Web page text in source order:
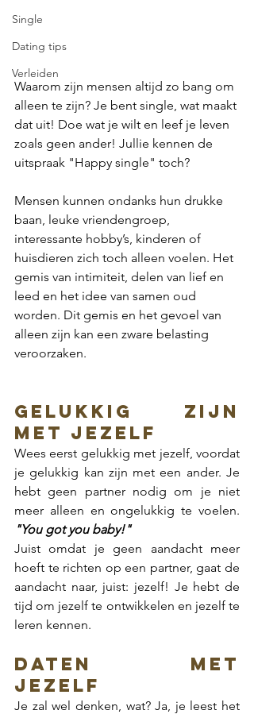
Single
Dating tips
Verleiden
Waarom zijn mensen altijd zo bang om
alleen te zijn? Je bent single, wat maakt
dat uit! Doe wat je wilt en leef je leven
zoals geen ander! Jullie kennen de
uitspraak "Happy single" toch?
Mensen kunnen ondanks hun drukke
baan, leuke vriendengroep,
interessante hobby’s, kinderen of
huisdieren zich toch alleen voelen. Het
gemis van intimiteit, delen van lief en
leed en het idee van samen oud
worden. Dit gemis en het gevoel van
alleen zijn kan een zware belasting
veroorzaken.
Gelukkig zijn
met jezelf
Wees eerst gelukkig met jezelf, voordat
je gelukkig kan zijn met een ander. Je
hebt geen partner nodig om je niet
"You got you baby!"
Juist omdat je geen aandacht meer
hoeft te richten op een partner, gaat de
aandacht naar, juist: jezelf! Je hebt de
tijd om jezelf te ontwikkelen en jezelf te
leren kennen.
Daten met
jezelf
Je zal wel denken, wat? Ja, je leest het